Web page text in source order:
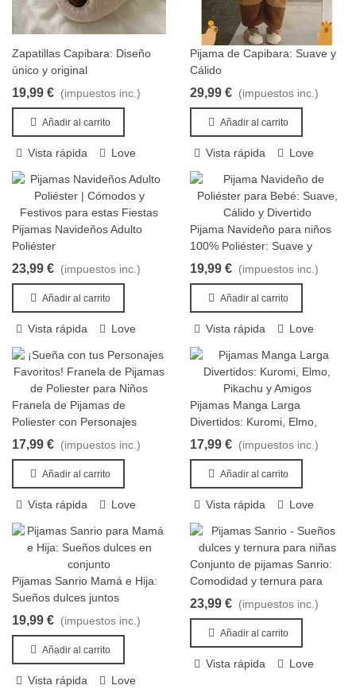
Añadir al carrito
Zapatillas Capibara: Diseño
único y original
19,99 € (impuestos inc.)
Añadir al carrito
Vista rápida Love
Añadir al carrito
Pijama de Capibara: Suave y
Cálido
29,99 € (impuestos inc.)
Añadir al carrito
Vista rápida Love
Pijamas Navideños Adulto
Poliéster
23,99 € (impuestos inc.)
Añadir al carrito
Vista rápida Love
Pijama Navideño para niños
100% Poliéster: Suave y
Cálido
19,99 € (impuestos inc.)
Añadir al carrito
Vista rápida Love
Añadir al carrito
Franela de Pijamas de
Poliester con Personajes
Kawaii: Kuromi, Melody, Lots y
17,99 € (impuestos inc.)
Añadir al carrito
Vista rápida Love
Añadir al carrito
Pijamas Manga Larga
Divertidos: Kuromi, Elmo,
Pikachu y Amigos
17,99 € (impuestos inc.)
Añadir al carrito
Vista rápida Love
Pijamas Sanrio Mamá e Hija:
Sueños dulces juntos
19,99 € (impuestos inc.)
Añadir al carrito
Vista rápida Love
Añadir al carrito
Conjunto de pijamas Sanrio:
Comodidad y ternura para
niñas
23,99 € (impuestos inc.)
Añadir al carrito
Vista rápida Love